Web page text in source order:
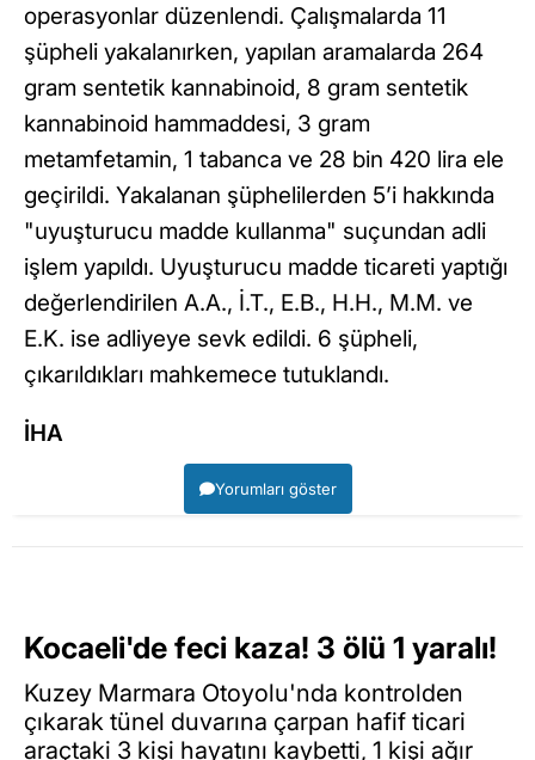
operasyonlar düzenlendi. Çalışmalarda 11
şüpheli yakalanırken, yapılan aramalarda 264
gram sentetik kannabinoid, 8 gram sentetik
kannabinoid hammaddesi, 3 gram
metamfetamin, 1 tabanca ve 28 bin 420 lira ele
geçirildi. Yakalanan şüphelilerden 5’i hakkında
"uyuşturucu madde kullanma" suçundan adli
işlem yapıldı. Uyuşturucu madde ticareti yaptığı
değerlendirilen A.A., İ.T., E.B., H.H., M.M. ve
E.K. ise adliyeye sevk edildi. 6 şüpheli,
çıkarıldıkları mahkemece tutuklandı.
İHA
Yorumları göster
Kocaeli'de feci kaza! 3 ölü 1 yaralı!
Kuzey Marmara Otoyolu'nda kontrolden
çıkarak tünel duvarına çarpan hafif ticari
araçtaki 3 kişi hayatını kaybetti, 1 kişi ağır